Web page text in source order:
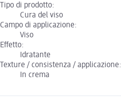
Tipo di prodotto:
Cura del viso
Campo di applicazione:
Viso
Effetto:
Idratante
Texture / consistenza / applicazione:
In crema